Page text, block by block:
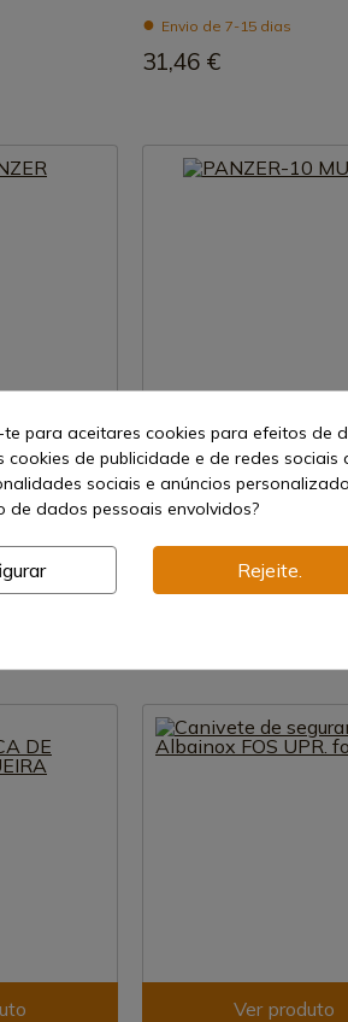
Envio de 7-15 dias
31,46 €
10DES
Ver produto
REF: PANZER-10
PANZER-10 MUELA
Envio de 7-15 dias
Ver produto
para aceitares cookies para efeitos de
cookies de publicidade e de redes
sociais e anúncios
de dados pessoais envolvidos?
Rejeite.